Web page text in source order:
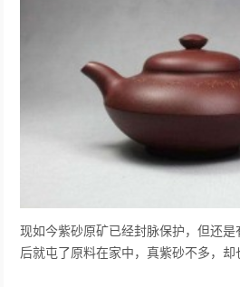
现如今紫砂原矿已经封脉保护，但还
后就屯了原料在家中，真紫砂不多，却